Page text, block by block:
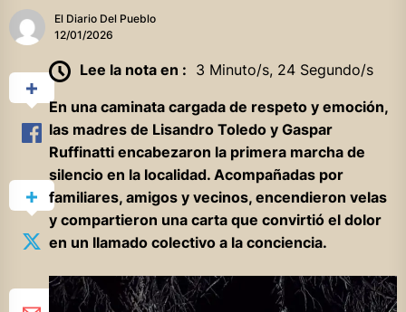
El Diario Del Pueblo
12/01/2026
Lee la nota en : 3 Minuto/s, 24 Segundo/s
En una caminata cargada de respeto y emoción,
las madres de Lisandro Toledo y Gaspar
Ruffinatti encabezaron la primera marcha de
silencio en la localidad. Acompañadas por
familiares, amigos y vecinos, encendieron velas
y compartieron una carta que convirtió el dolor
en un llamado colectivo a la conciencia.